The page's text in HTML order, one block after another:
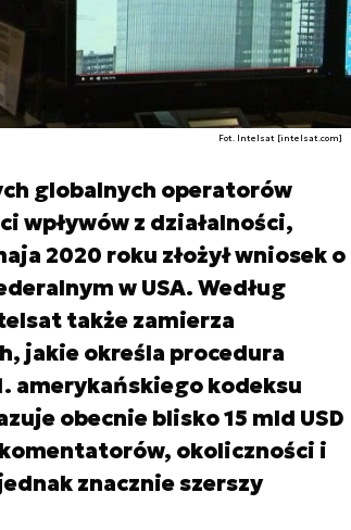
Fot. Intelsat [intelsat.com]
globalnych operatorów
wpływów z działalności,
2020 roku złożył wniosek o
w USA. Według
także zamierza
jakie określa procedura
amerykańskiego kodeksu
obecnie blisko 15 mld USD
okoliczności i
znacznie szerszy